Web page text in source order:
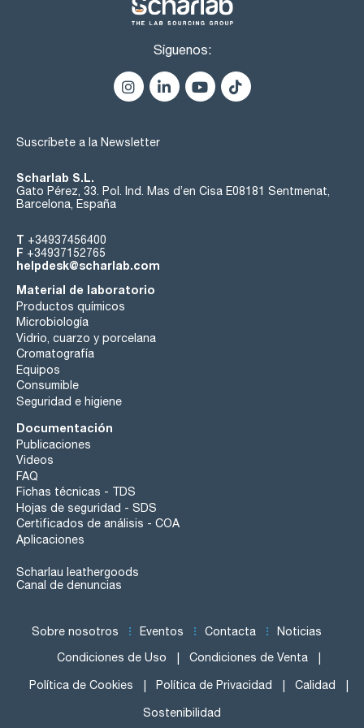
Síguenos:
Suscríbete a la Newsletter
Scharlab S.L.
Gato Pérez, 33. Pol. Ind. Mas d’en Cisa E08181 Sentmenat,
Barcelona, España
T +34937456400
F +34937152765
helpdesk@scharlab.com
Material de laboratorio
Productos químicos
Microbiología
Vidrio, cuarzo y porcelana
Cromatografía
Equipos
Consumible
Seguridad e higiene
Documentación
Publicaciones
Videos
FAQ
Fichas técnicas - TDS
Hojas de seguridad - SDS
Certificados de análisis - COA
Aplicaciones
Scharlau leathergoods
Canal de denuncias
Sobre nosotros Eventos Contacta Noticias
Condiciones de Uso Condiciones de Venta
Política de Cookies Política de Privacidad Calidad
Sostenibilidad